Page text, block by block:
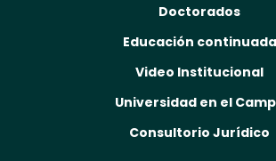
Doctorados
Educación continuada
Video Institucional
Universidad en el
Consultorio Jurídico